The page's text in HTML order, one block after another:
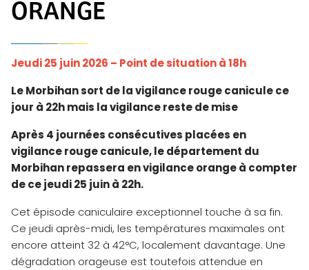
ORANGE
Jeudi 25 juin 2026 – Point de situation à 18h
Le Morbihan sort de la vigilance rouge canicule ce
jour à 22h mais la vigilance reste de mise
Après 4 journées consécutives placées en
vigilance rouge canicule, le département du
Morbihan repassera en vigilance orange à compter
de ce jeudi 25 juin à 22h.
Cet épisode caniculaire exceptionnel touche à sa fin.
Ce jeudi après-midi, les températures maximales ont
encore atteint 32 à 42°C, localement davantage. Une
dégradation orageuse est toutefois attendue en